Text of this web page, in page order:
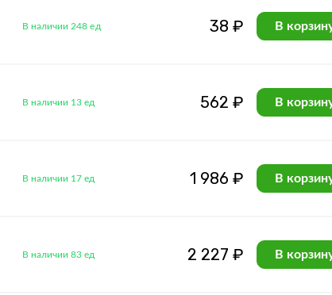
В наличии 248 ед 38 ₽ В
В наличии 13 ед 562 ₽ В
В наличии 17 ед 1 986 ₽ В
В наличии 83 ед 2 227 ₽ В